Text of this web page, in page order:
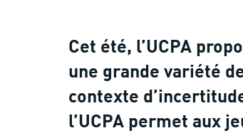
Cet été, l’UCPA
une grande variété
contexte
l’UCPA permet aux